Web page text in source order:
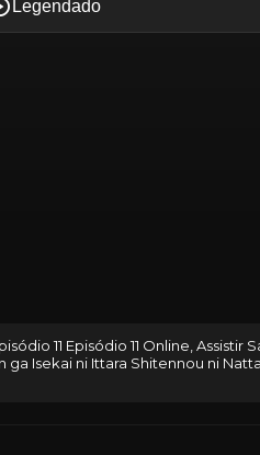
11 Episódio 11 Online,
Isekai ni Ittara Shitennou ni Natta